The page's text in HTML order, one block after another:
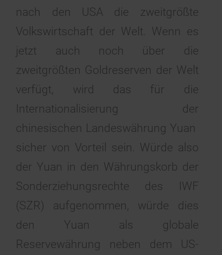
nach den USA die zweitgrößte
Volkswirtschaft der Welt. Wenn es
jetzt auch noch über die
zweitgrößten Goldreserven der Welt
verfügt, wird das für die
Internationalisierung der
chinesischen Landeswährung Yuan
sicher von Vorteil sein. Würde also
der Yuan in den Währungskorb der
Sonderziehungsrechte des IWF
(SZR) aufgenommen, würde dies
den Yuan als globale
Reservewährung neben dem US-